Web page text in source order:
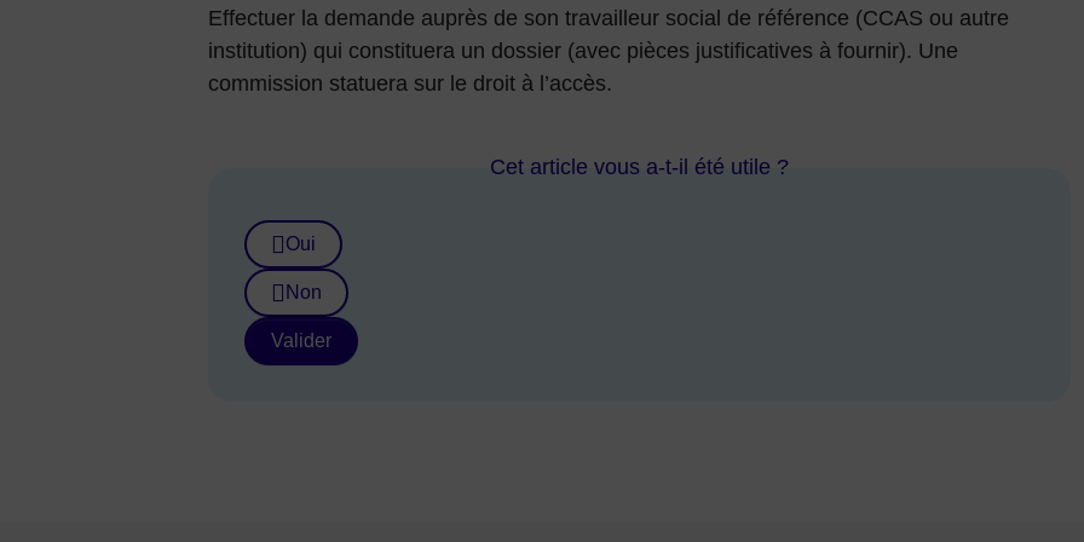
Effectuer la demande auprès de son travailleur social de référence (CCAS ou autre
institution) qui constituera un dossier (avec pièces justificatives à fournir). Une
commission statuera sur le droit à l’accès.
Cet article vous a-t-il été utile ?
Oui
Non
Valider